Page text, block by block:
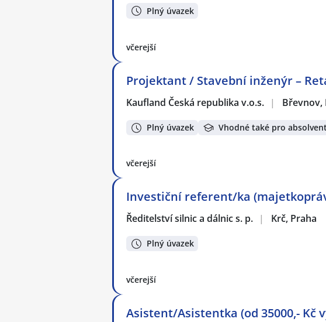
Plný úvazek
včerejší
Projektant / Stavební inženýr –
Kaufland Česká republika v.o.s. | Břevnov,
Plný úvazek Vhodné také pro
včerejší
Investiční referent/ka
Ředitelství silnic a dálnic s. p. | Krč, Praha
Plný úvazek
včerejší
Asistent/Asistentka (od 35000,- Kč